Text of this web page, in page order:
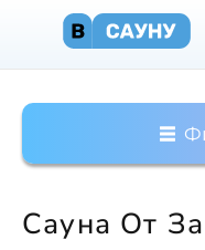
Сауна От